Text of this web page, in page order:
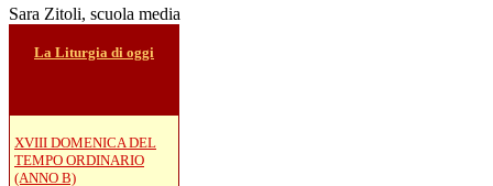
Sara Zitoli, scuola media
La Liturgia di oggi
XVIII DOMENICA DEL
TEMPO ORDINARIO
(ANNO B)